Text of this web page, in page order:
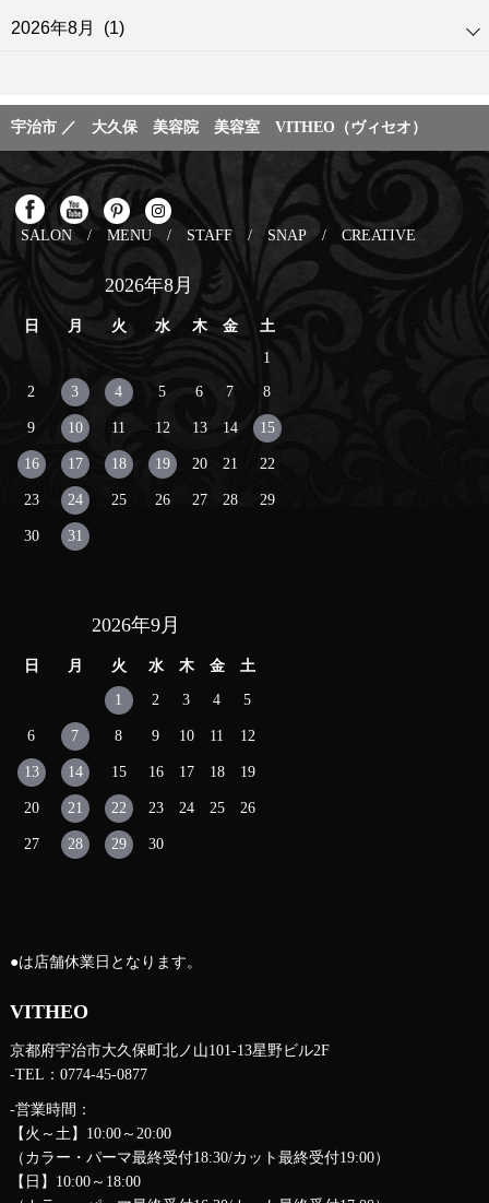
宇治市 ／ 大久保 美容院 美容室 VITHEO（ヴィセオ）
SALON / MENU / STAFF / SNAP / CREATIVE
2026年8月
日 月 火 水 木 金
土
1
2 3 4 5 6 7 8
9 10 11 12 13 14 15
16 17 18 19 20 21 22
23 24 25 26 27 28 29
30 31
2026年9月
日 月 火 水 木 金 土
1 2 3 4 5
6 7 8 9 10 11 12
13 14 15 16 17 18 19
20 21 22 23 24 25 26
27 28 29 30
●は店舗休業日となります。
VITHEO
京都府宇治市大久保町北ノ山101-13星野ビル2F
-TEL：0774-45-0877
-営業時間：
【火～土】10:00～20:00
（カラー・パーマ最終受付18:30/カット最終受付19:00）
【日】10:00～18:00